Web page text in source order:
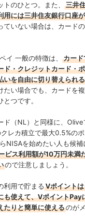
のひとつ。また、
三井
用には三井住友銀行口座
ていない場合は、カード
イ 一般の特徴は、
カー
ド・クレジットカード・
いを自由に切り替えられる
たい場合でも、カードを
つです。
ド（NL）と同様に、Olive
レカ積立で最大0.5%の
NISAを始めたい人も候補
ビス利用額が10万円未満
ので注意しましょう。
利用で貯まる Vポイント
も使えて、VポイントPay
たりと簡単に使えるのが